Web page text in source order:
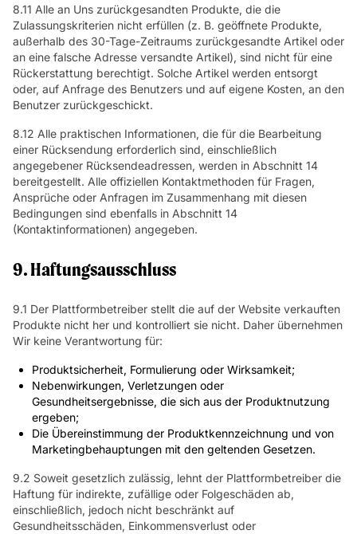
8.11 Alle an Uns zurückgesandten Produkte, die die
Zulassungskriterien nicht erfüllen (z. B. geöffnete Produkte,
außerhalb des 30-Tage-Zeitraums zurückgesandte Artikel oder
an eine falsche Adresse versandte Artikel), sind nicht für eine
Rückerstattung berechtigt. Solche Artikel werden entsorgt
oder, auf Anfrage des Benutzers und auf eigene Kosten, an den
Benutzer zurückgeschickt.
8.12 Alle praktischen Informationen, die für die Bearbeitung
einer Rücksendung erforderlich sind, einschließlich
angegebener Rücksendeadressen, werden in Abschnitt 14
bereitgestellt. Alle offiziellen Kontaktmethoden für Fragen,
Ansprüche oder Anfragen im Zusammenhang mit diesen
Bedingungen sind ebenfalls in Abschnitt 14
(Kontaktinformationen) angegeben.
9. Haftungsausschluss
9.1 Der Plattformbetreiber stellt die auf der Website verkauften
Produkte nicht her und kontrolliert sie nicht. Daher übernehmen
Wir keine Verantwortung für:
Produktsicherheit, Formulierung oder Wirksamkeit;
Nebenwirkungen, Verletzungen oder
Gesundheitsergebnisse, die sich aus der Produktnutzung
ergeben;
Die Übereinstimmung der Produktkennzeichnung und von
Marketingbehauptungen mit den geltenden Gesetzen.
9.2 Soweit gesetzlich zulässig, lehnt der Plattformbetreiber die
Haftung für indirekte, zufällige oder Folgeschäden ab,
einschließlich, jedoch nicht beschränkt auf
Gesundheitsschäden, Einkommensverlust oder